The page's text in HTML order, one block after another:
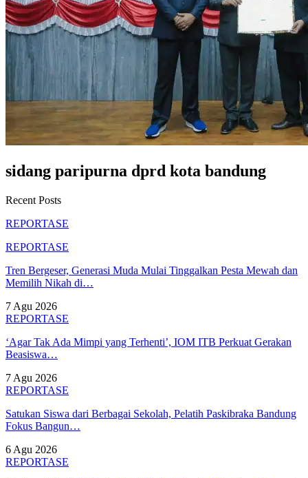
sidang paripurna dprd kota bandung
Recent Posts
REPORTASE
REPORTASE
Tren Bergeser, Generasi Muda Mulai Tinggalkan Pesta Mewah dan
Memilih Nikah di…
7 Agu 2026
REPORTASE
‘Agar Tak Ada Mimpi yang Terhenti’, IOM ITB Perkuat Gerakan
Beasiswa…
7 Agu 2026
REPORTASE
Satukan Siswa dari Berbagai Sekolah, Pelatih Paskibraka Bandung
Fokus Bangun…
6 Agu 2026
REPORTASE